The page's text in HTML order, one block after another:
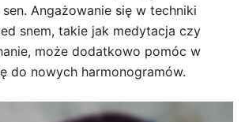
Angażowanie się w techniki
snem, takie jak medytacja czy
może dodatkowo pomóc w
do nowych harmonogramów.